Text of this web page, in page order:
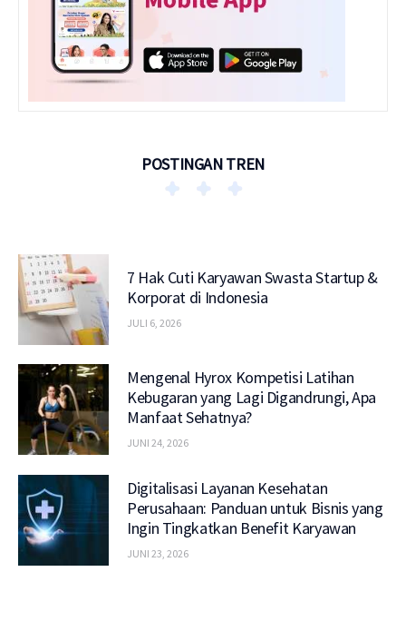
POSTINGAN TREN
7 Hak Cuti Karyawan Swasta Startup &
Korporat di Indonesia
JULI 6, 2026
Mengenal Hyrox Kompetisi Latihan
Kebugaran yang Lagi Digandrungi, Apa
Manfaat Sehatnya?
JUNI 24, 2026
Digitalisasi Layanan Kesehatan
Perusahaan: Panduan untuk Bisnis yang
Ingin Tingkatkan Benefit Karyawan
JUNI 23, 2026